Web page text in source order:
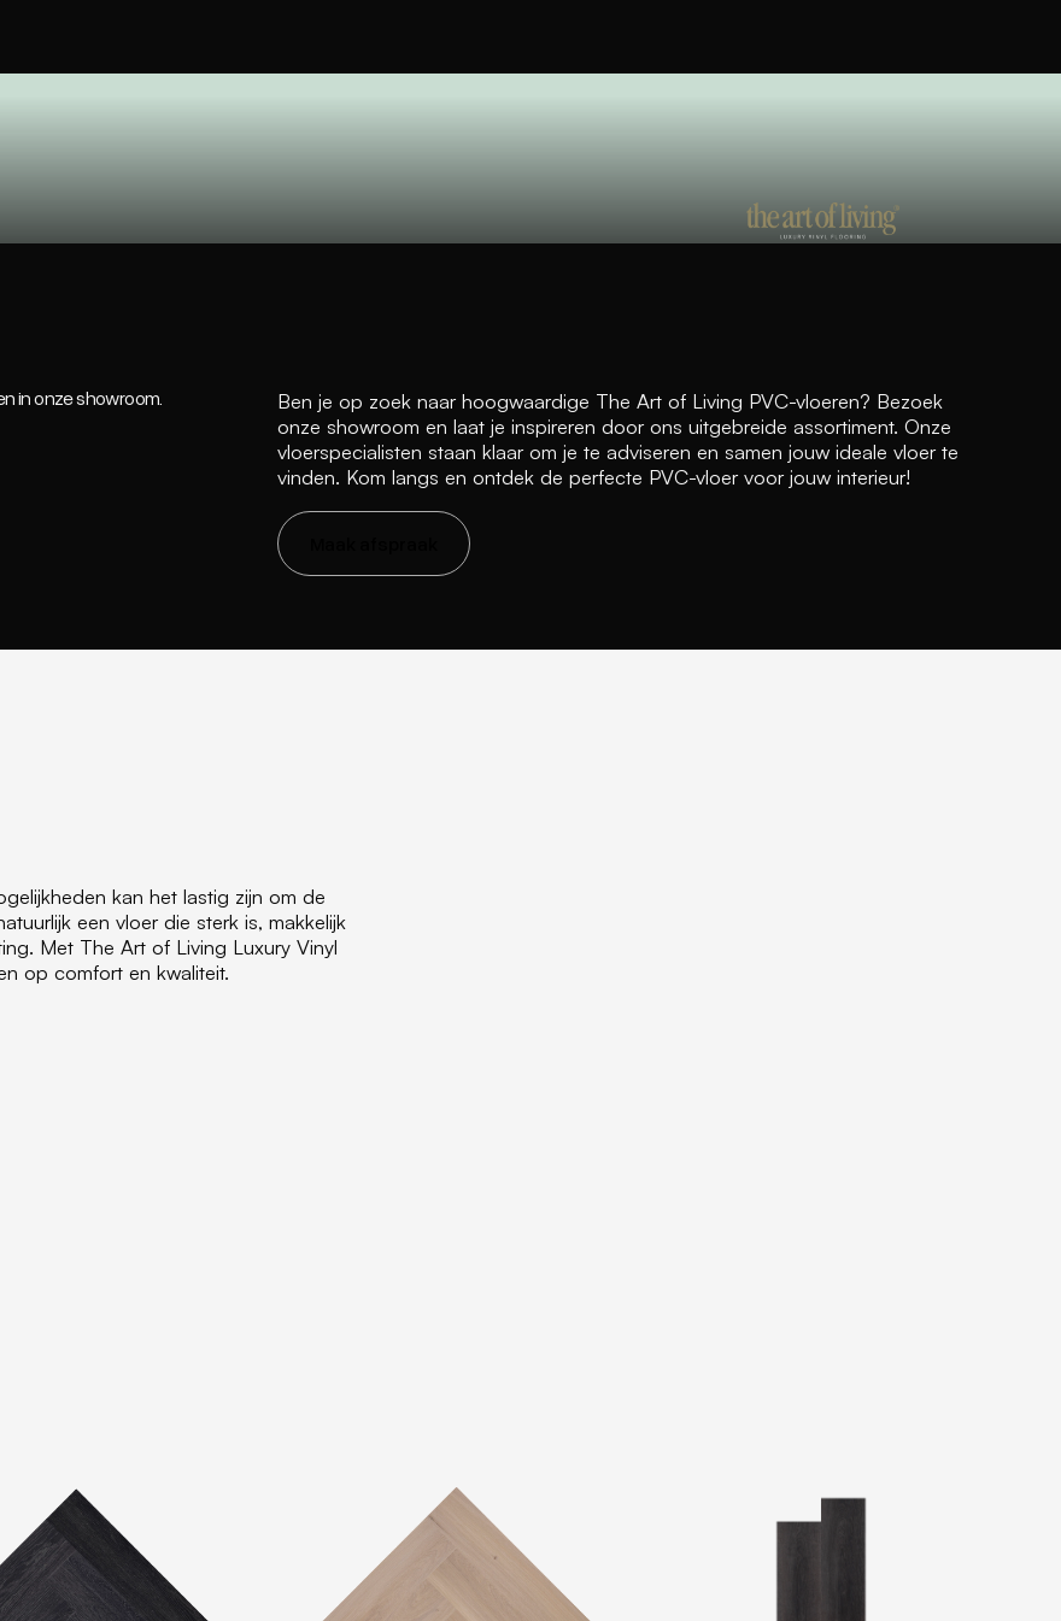
in onze showroom.
Ben je op zoek naar hoogwaardige The Art of Living PVC-vloeren? Bezoek
onze showroom en laat je inspireren door ons uitgebreide assortiment. Onze
vloerspecialisten staan klaar om je te adviseren en samen jouw ideale vloer te
vinden. Kom langs en ontdek de perfecte PVC-vloer voor jouw interieur!
kan het lastig zijn om de
een vloer die sterk is, makkelijk
Met The Art of Living Luxury Vinyl
op comfort en kwaliteit.